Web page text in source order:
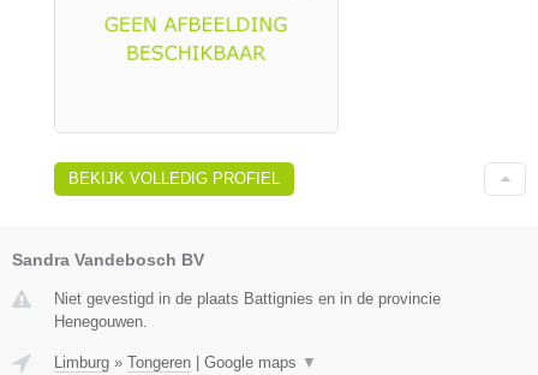
BEKIJK VOLLEDIG PROFIEL
Sandra Vandebosch BV
Niet gevestigd in de plaats Battignies en in de provincie
Henegouwen.
Limburg » Tongeren Google maps ▼